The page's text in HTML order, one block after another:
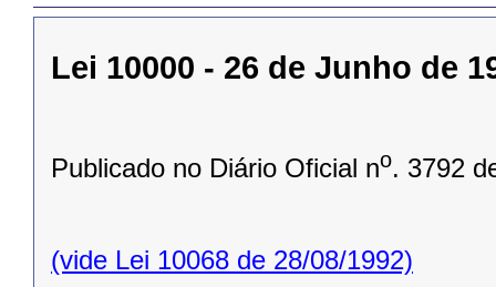
Lei 10000 - 26 de Junho de
Publicado no Diário Oficial no. 3792
(vide Lei 10068 de 28/08/1992)